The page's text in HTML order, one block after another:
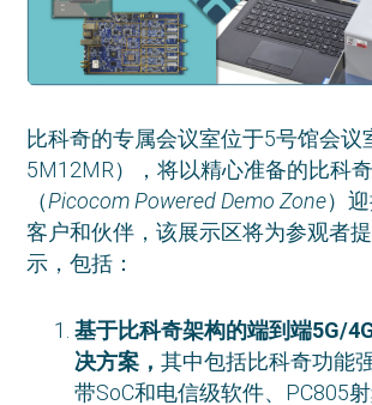
比科奇的专属会议室位于5号馆会议
5M12MR），将以精心准备的比科
（Picocom Powered Demo Zone）
客户和伙伴，该展示区将为参观者
示，包括：
基于比科奇架构的端到端5G/
决方案，其中包括比科奇功能
带SoC和电信级软件、PC805